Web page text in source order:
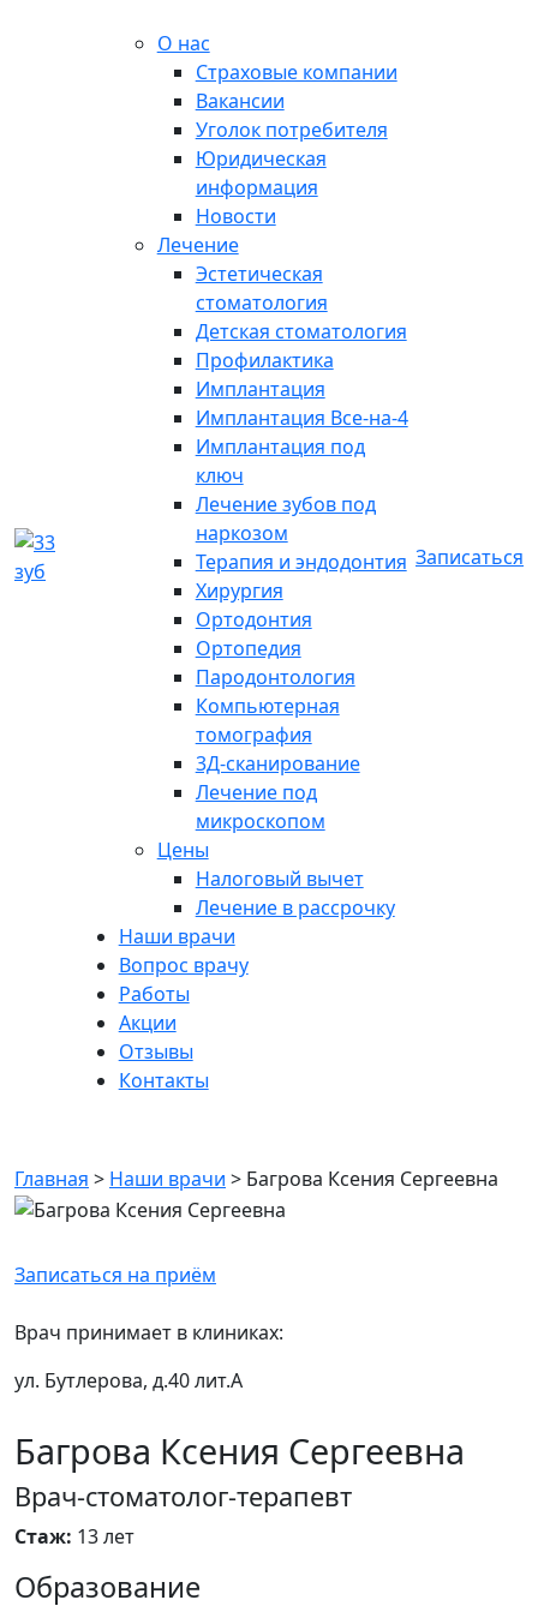
О нас
Страховые компании
Вакансии
Уголок потребителя
Юридическая
информация
Новости
Лечение
Эстетическая
стоматология
Детская стоматология
Профилактика
Имплантация
Имплантация Все-на-4
Имплантация под
ключ
Лечение зубов под
наркозом
Терапия и эндодонтия
Хирургия
Ортодонтия
Ортопедия
Пародонтология
Компьютерная
томография
3Д-сканирование
Лечение под
микроскопом
Цены
Налоговый вычет
Лечение в рассрочку
Наши врачи
Вопрос врачу
Работы
Акции
Отзывы
Контакты
Записаться
Главная > Наши врачи > Багрова Ксения Сергеевна
Записаться на приём
Врач принимает в клиниках:
ул. Бутлерова, д.40 лит.А
Багрова Ксения Сергеевна
Врач-стоматолог-терапевт
Стаж: 13 лет
Образование